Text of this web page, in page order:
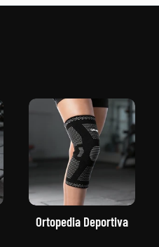
Ortopedia Deportiva